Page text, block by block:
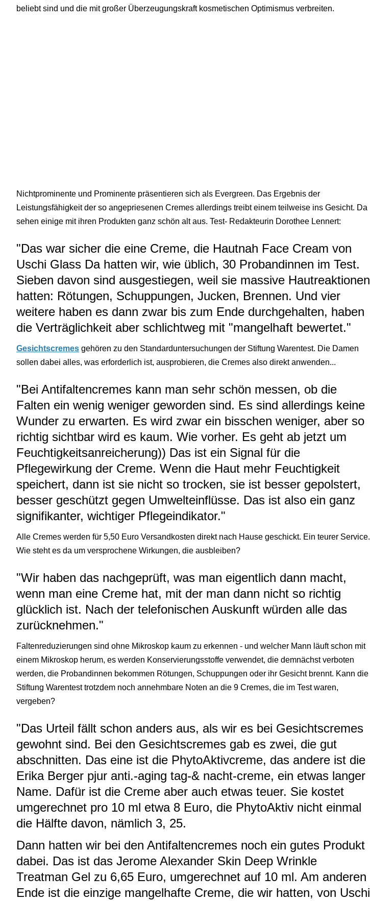
beliebt sind und die mit großer Überzeugungskraft kosmetischen Optimismus verbreiten.
Nichtprominente und Prominente präsentieren sich als Evergreen. Das Ergebnis der
Leistungsfähigkeit der so angepriesenen Cremes allerdings treibt einem teilweise ins Gesicht. Da
sehen einige mit ihren Produkten ganz schön alt aus. Test- Redakteurin Dorothee Lennert:
"Das war sicher die eine Creme, die Hautnah Face Cream von
Uschi Glass Da hatten wir, wie üblich, 30 Probandinnen im Test.
Sieben davon sind ausgestiegen, weil sie massive Hautreaktionen
hatten: Rötungen, Schuppungen, Jucken, Brennen. Und vier
weitere haben es dann zwar bis zum Ende durchgehalten, haben
die Verträglichkeit aber schlichtweg mit "mangelhaft bewertet."
Gesichtscremes gehören zu den Standarduntersuchungen der Stiftung Warentest. Die Damen
sollen dabei alles, was erforderlich ist, ausprobieren, die Cremes also direkt anwenden...
"Bei Antifaltencremes kann man sehr schön messen, ob die
Falten ein wenig weniger geworden sind. Es sind allerdings keine
Wunder zu erwarten. Es wird zwar ein bisschen weniger, aber so
richtig sichtbar wird es kaum. Wie vorher. Es geht ab jetzt um
Feuchtigkeitsanreicherung)) Das ist ein Signal für die
Pflegewirkung der Creme. Wenn die Haut mehr Feuchtigkeit
speichert, dann ist sie nicht so trocken, sie ist besser gepolstert,
besser geschützt gegen Umwelteinflüsse. Das ist also ein ganz
signifikanter, wichtiger Pflegeindikator."
Alle Cremes werden für 5,50 Euro Versandkosten direkt nach Hause geschickt. Ein teurer Service.
Wie steht es da um versprochene Wirkungen, die ausbleiben?
"Wir haben das nachgeprüft, was man eigentlich dann macht,
wenn man eine Creme hat, mit der man dann nicht so richtig
glücklich ist. Nach der telefonischen Auskunft würden alle das
zurücknehmen."
Faltenreduzierungen sind ohne Mikroskop kaum zu erkennen - und welcher Mann läuft schon mit
einem Mikroskop herum, es werden Konservierungsstoffe verwendet, die demnächst verboten
werden, die Probandinnen bekommen Rötungen, Schuppungen oder ihr Gesicht brennt. Kann die
Stiftung Warentest trotzdem noch annehmbare Noten an die 9 Cremes, die im Test waren,
vergeben?
"Das Urteil fällt schon anders aus, als wir es bei Gesichtscremes
gewohnt sind. Bei den Gesichtscremes gab es zwei, die gut
abschnitten. Das eine ist die PhytoAktivcreme, das andere ist die
Erika Berger pjur anti.-aging tag-& nacht-creme, ein etwas langer
Name. Dafür ist die Creme aber auch etwas teuer. Sie kostet
umgerechnet pro 10 ml etwa 8 Euro, die PhytoAktiv nicht einmal
die Hälfte davon, nämlich 3, 25.
Dann hatten wir bei den Antifaltencremes noch ein gutes Produkt
dabei. Das ist das Jerome Alexander Skin Deep Wrinkle
Treatman Gel zu 6,65 Euro, umgerechnet auf 10 ml. Am anderen
Ende ist die einzige mangelhafte Creme, die wir hatten, von Uschi